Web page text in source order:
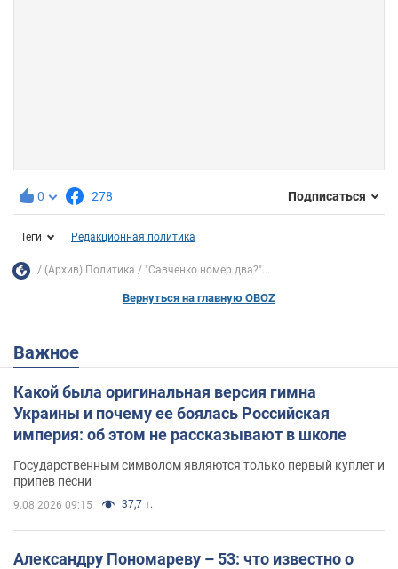
0 278 Подписаться
Теги Редакционная политика
(Архив) Политика "Савченко номер два?"...
Вернуться на главную OBOZ
Важное
Какой была оригинальная версия гимна
Украины и почему ее боялась Российская
империя: об этом не рассказывают в школе
Государственным символом являются только первый куплет и
припев песни
9.08.2026 09:15 37,7 т.
Александру Пономареву – 53: что известно о